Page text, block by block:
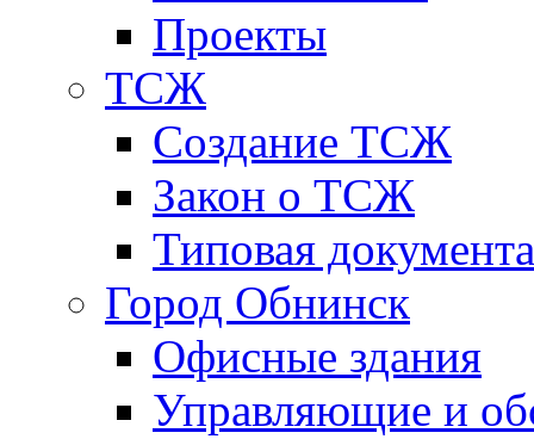
Проекты
ТСЖ
Создание ТСЖ
Закон о ТСЖ
Типовая
Город Обнинск
Офисные здания
Управляющие и